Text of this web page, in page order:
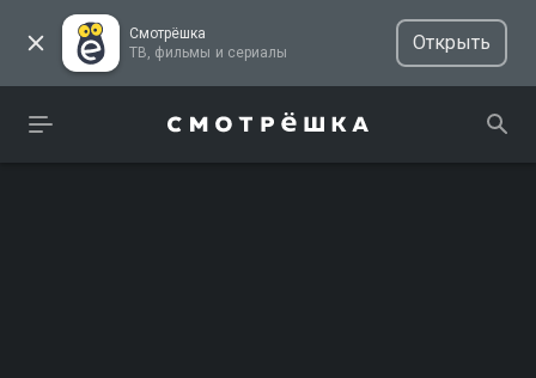
Смотрёшка
ТВ, фильмы и сериалы
Открыть